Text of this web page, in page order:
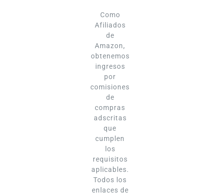
Como
Afiliados
de
Amazon,
obtenemos
ingresos
por
comisiones
de
compras
adscritas
que
cumplen
los
requisitos
aplicables.
Todos los
enlaces de